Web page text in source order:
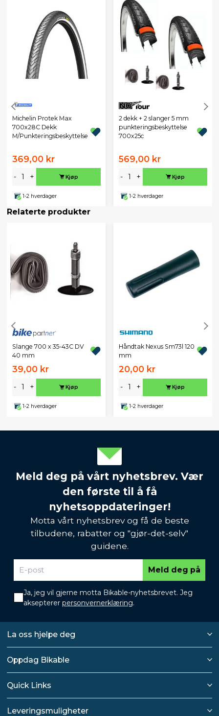
Michelin Protek Max
700x28C Dekk
M/Punkteringsbeskyttelse
369,00 kr
- + Kjøp
1-2 hverdager
2 dekk + 2 slanger 5 mm
punkteringsbeskyttelse
700x25c
569,00 kr
- + Kjøp
1-2 hverdager
Relaterte produkter
Slange 700 x 35-43C DV
40 mm
39,00 kr
- + Kjøp
1-2 hverdager
Håndtak Nexus Sm73l 120
mm
20,00 kr
- + Kjøp
1-2 hverdager
Meld deg på vårt nyhetsbrev. Vær
den første til å få
nyhetsoppdateringer!
Motta vårt nyhetsbrev og få de beste
tilbudene, rabatter og "gjør-det-selv"
guidene.
Meld deg på
Ja, jeg vil gjerne motta Bikable-nyhetsbrevet. Jeg
aksepterer personvernerklæring.
La oss hjelpe deg
Oppdag Bikable
Quick Links
Leveringsmuligheter